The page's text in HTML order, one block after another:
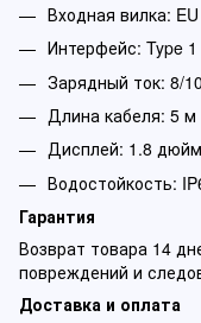
Входная вилка:
Интерфейс: Type 1
Зарядный ток: 8/
Длина кабеля: 5 м
Дисплей: 1.8
Водостойкость:
Гарантия
Возврат товара 14
повреждений и
Доставка и оплата